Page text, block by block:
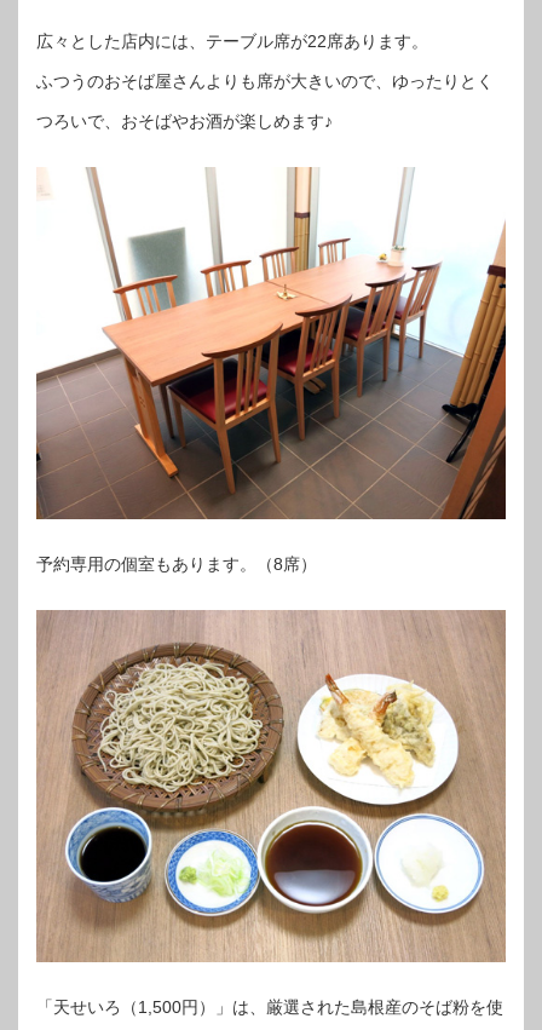
広々とした店内には、テーブル席が22席あります。
ふつうのおそば屋さんよりも席が大きいので、ゆったりとく
つろいで、おそばやお酒が楽しめます♪
予約専用の個室もあります。（8席）
「天せいろ（1,500円）」は、厳選された島根産のそば粉を使